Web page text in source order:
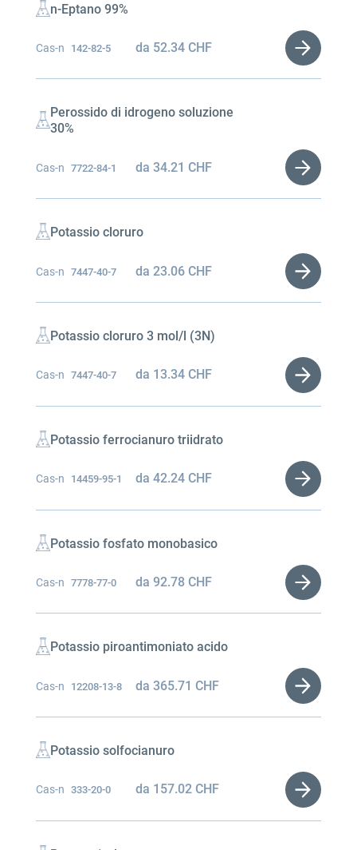
n-Eptano 99%
Cas-n 142-82-5 da 52.34CHF
Perossido di idrogeno soluzione
30%
Cas-n 7722-84-1 da34.21CHF
Potassio cloruro
Cas-n 7447-40-7 da23.06CHF
Potassio cloruro 3 mol/l (3N)
Cas-n 7447-40-7 da 13.34CHF
Potassio ferrocianuro triidrato
Cas-n 14459-95-1 da42.24CHF
Potassio fosfato monobasico
Cas-n 7778-77-0 da92.78CHF
Potassio piroantimoniato acido
Cas-n 12208-13-8 da365.71CHF
Potassio solfocianuro
Cas-n 333-20-0 da 157.02CHF